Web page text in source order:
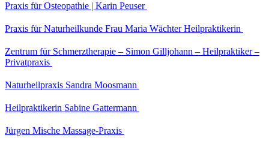
Praxis für Osteopathie | Karin Peuser
Praxis für Naturheilkunde Frau Maria Wächter Heilpraktikerin
Zentrum für Schmerztherapie – Simon Gilljohann – Heilpraktiker –
Privatpraxis
Naturheilpraxis Sandra Moosmann
Heilpraktikerin Sabine Gattermann
Jürgen Mische Massage-Praxis